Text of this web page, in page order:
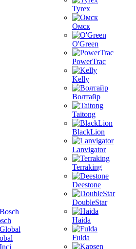
Tyrex
Омск
O'Green
PowerTrac
Kelly
Волтайр
Taitong
BlackLion
Lanvigator
Terraking
Deestone
DoubleStar
Haida
Fulda